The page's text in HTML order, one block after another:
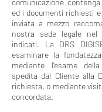
comunicazione
ed i documenti richiesti
inviata a mezzo
nostra sede legale
indicati. La DRS
esaminare la
mediante l’esame
spedita dal Cliente alla
richiesta, o mediante
concordata.